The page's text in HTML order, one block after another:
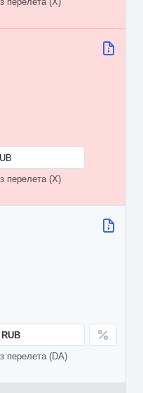
перелета (X)
перелета (DA)